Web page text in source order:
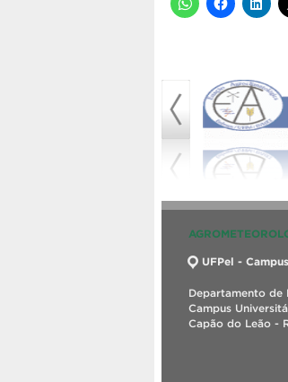
UFPel -
Departamento de
Campus
Capão do Leão -